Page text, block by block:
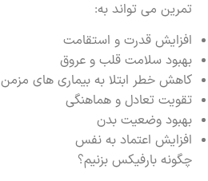
تمرین می تواند به:
افزایش قدرت و استقامت
بهبود سلامت قلب و عروق
کاهش خطر ابتلا به بیماری های مزمن
تقویت تعادل و هماهنگی
بهبود وضعیت بدن
افزایش اعتماد به نفس
چگونه بارفیکس بزنیم؟